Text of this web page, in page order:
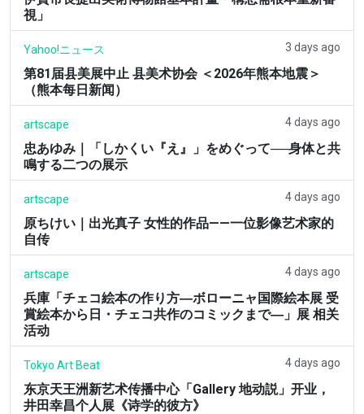
視」
Yahoo!ニュース 3 days ago
第81届县美展中止 县美术协会 ＜2026年熊本地震＞
（熊本每日新闻）
artscape 4 days ago
忠あゆみ｜「しかくい『え』」をめぐって──身体と共
鳴する二つの展示
artscape 4 days ago
原ちけい｜出光真子 女性的作品——一位影像艺术家的
自传
artscape 4 days ago
兵庫「チェコ絵本の作り方―ボローニャ国際絵本展 受
賞絵本から日・チェコ共作のコミックまで―」展 相关
活动
Tokyo Art Beat 4 days ago
东京天王洲新艺术传播中心「Gallery 地动説」开业，
井田幸昌个人展《诗学的彼方》